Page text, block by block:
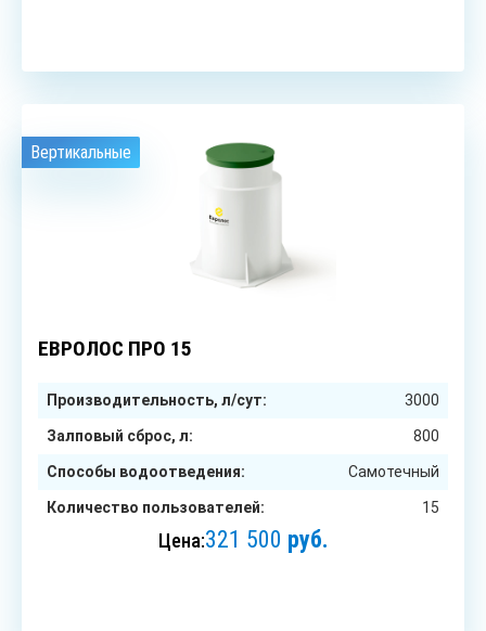
Вертикальные
ЕВРОЛОС ПРО 15
Производительность, л/сут: 3000
Залповый сброс, л: 800
Способы водоотведения: Самотечный
Количество пользователей: 15
Цена:321 500 руб.